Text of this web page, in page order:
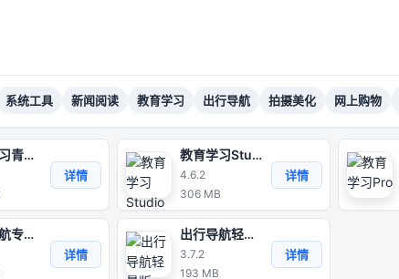
系统工具 新闻阅读 教育学习 出行导航 拍摄美化 网上购物
教育学习青春版
详情
教育学习Studio
4.6.2
306 MB
详情
出行导航专业版
详情
出行导航轻量版
3.7.2
193 MB
详情